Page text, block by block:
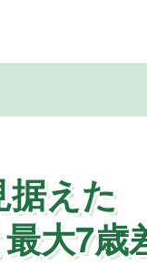
据えた
大7歳